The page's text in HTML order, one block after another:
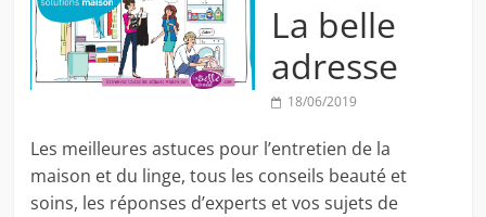
La belle
adresse
18/06/2019
Les meilleures astuces pour l’entretien de la
maison et du linge, tous les conseils beauté et
soins, les réponses d’experts et vos sujets de